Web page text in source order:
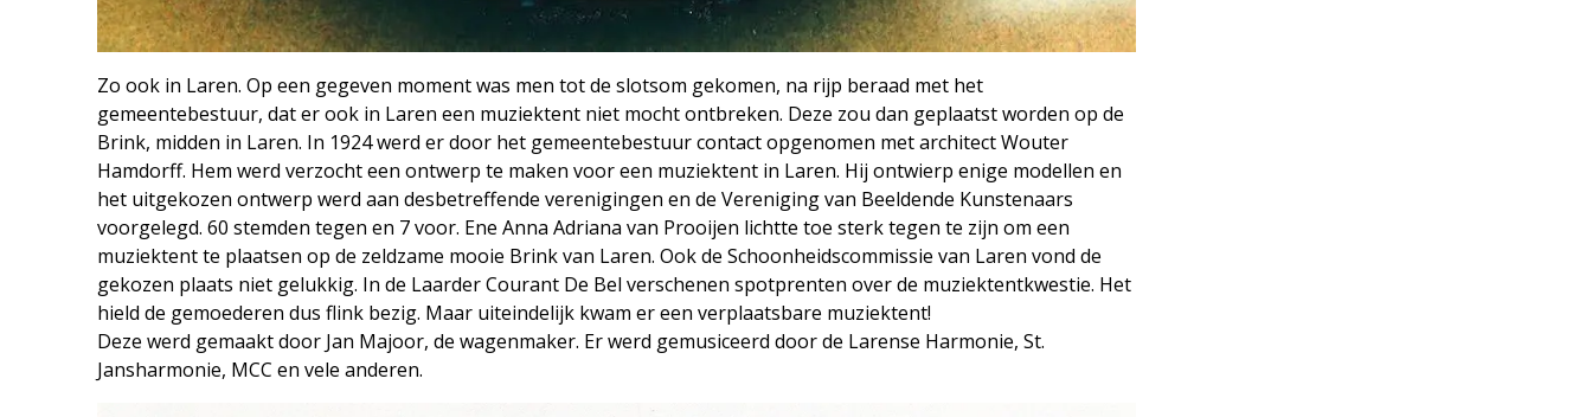
Zo ook in Laren. Op een gegeven moment was men tot de slotsom gekomen, na rijp beraad met het
gemeentebestuur, dat er ook in Laren een muziektent niet mocht ontbreken. Deze zou dan geplaatst worden op de
Brink, midden in Laren. In 1924 werd er door het gemeentebestuur contact opgenomen met architect Wouter
Hamdorff. Hem werd verzocht een ontwerp te maken voor een muziektent in Laren. Hij ontwierp enige modellen en
het uitgekozen ontwerp werd aan desbetreffende verenigingen en de Vereniging van Beeldende Kunstenaars
voorgelegd. 60 stemden tegen en 7 voor. Ene Anna Adriana van Prooijen lichtte toe sterk tegen te zijn om een
muziektent te plaatsen op de zeldzame mooie Brink van Laren. Ook de Schoonheidscommissie van Laren vond de
gekozen plaats niet gelukkig. In de Laarder Courant De Bel verschenen spotprenten over de muziektentkwestie. Het
hield de gemoederen dus flink bezig. Maar uiteindelijk kwam er een verplaatsbare muziektent!
Deze werd gemaakt door Jan Majoor, de wagenmaker. Er werd gemusiceerd door de Larense Harmonie, St.
Jansharmonie, MCC en vele anderen.